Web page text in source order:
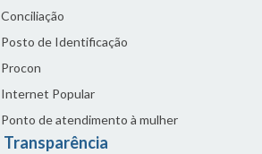
Conciliação
Posto de Identificação
Procon
Internet Popular
Ponto de atendimento à mulher
Transparência